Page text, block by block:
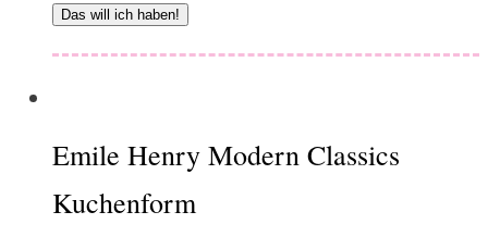
Das will ich haben!
Emile Henry Modern Classics
Kuchenform